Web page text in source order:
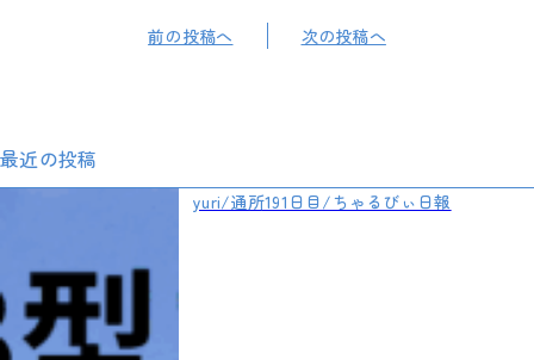
前の投稿へ 次の投稿へ
最近の投稿
yuri/通所191日目/ちゃるびぃ日報